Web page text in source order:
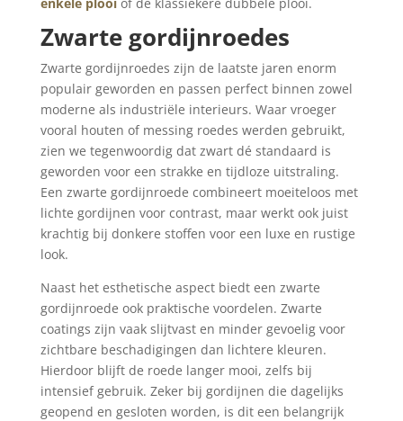
Zwarte gordijnroedes
Zwarte gordijnroedes zijn de laatste jaren enorm
populair geworden en passen perfect binnen zowel
moderne als industriële interieurs. Waar vroeger
vooral houten of messing roedes werden gebruikt,
zien we tegenwoordig dat zwart dé standaard is
geworden voor een strakke en tijdloze uitstraling.
Een zwarte gordijnroede combineert moeiteloos met
lichte gordijnen voor contrast, maar werkt ook juist
krachtig bij donkere stoffen voor een luxe en rustige
look.
Naast het esthetische aspect biedt een zwarte
gordijnroede ook praktische voordelen. Zwarte
coatings zijn vaak slijtvast en minder gevoelig voor
zichtbare beschadigingen dan lichtere kleuren.
Hierdoor blijft de roede langer mooi, zelfs bij
intensief gebruik. Zeker bij gordijnen die dagelijks
geopend en gesloten worden, is dit een belangrijk